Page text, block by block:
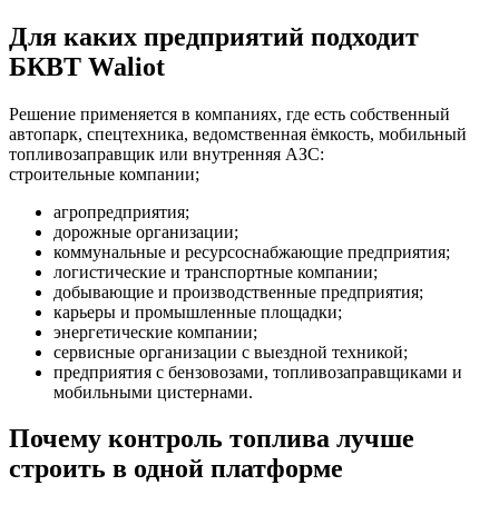
Для каких предприятий подходит
БКВТ Waliot
Решение применяется в компаниях, где есть собственный
автопарк, спецтехника, ведомственная ёмкость, мобильный
топливозаправщик или внутренняя АЗС:
строительные компании;
агропредприятия;
дорожные организации;
коммунальные и ресурсоснабжающие предприятия;
логистические и транспортные компании;
добывающие и производственные предприятия;
карьеры и промышленные площадки;
энергетические компании;
сервисные организации с выездной техникой;
предприятия с бензовозами, топливозаправщиками и
мобильными цистернами.
Почему контроль топлива лучше
строить в одной платформе